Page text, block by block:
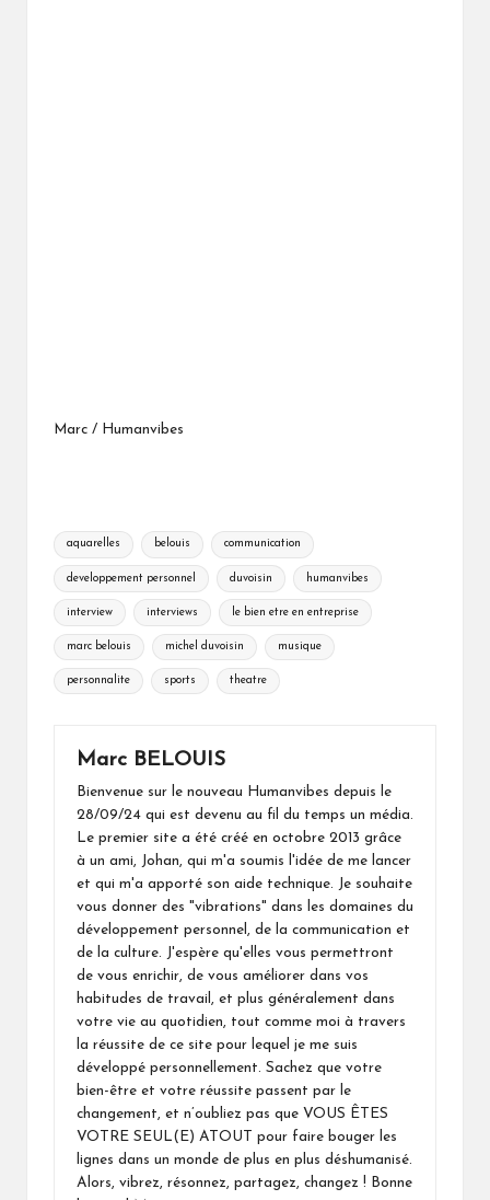
Marc / Humanvibes
Tags:
aquarelles belouis communication
developpement personnel duvoisin humanvibes
interview interviews le bien etre en entreprise
marc belouis michel duvoisin musique
personnalite sports theatre
Marc BELOUIS
Bienvenue sur le nouveau Humanvibes depuis le
28/09/24 qui est devenu au fil du temps un média.
Le premier site a été créé en octobre 2013 grâce
à un ami, Johan, qui m'a soumis l'idée de me lancer
et qui m'a apporté son aide technique. Je souhaite
vous donner des "vibrations" dans les domaines du
développement personnel, de la communication et
de la culture. J'espère qu'elles vous permettront
de vous enrichir, de vous améliorer dans vos
habitudes de travail, et plus généralement dans
votre vie au quotidien, tout comme moi à travers
la réussite de ce site pour lequel je me suis
développé personnellement. Sachez que votre
bien-être et votre réussite passent par le
changement, et n’oubliez pas que VOUS ÊTES
VOTRE SEUL(E) ATOUT pour faire bouger les
lignes dans un monde de plus en plus déshumanisé.
Alors, vibrez, résonnez, partagez, changez ! Bonne